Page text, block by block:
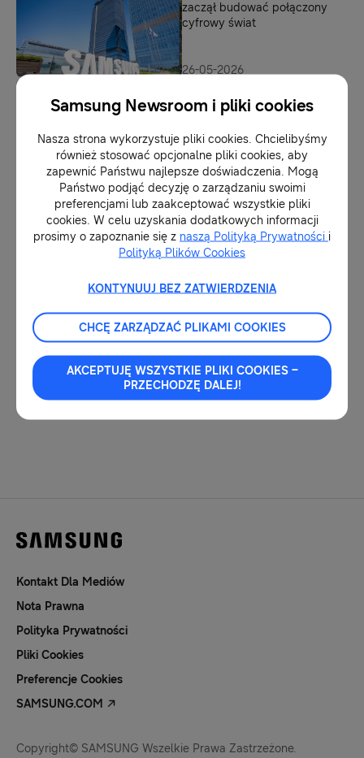
zaczął budować połączony
cyfrowy świat
26-05-2026
zaczął mówić językiem
cyfrowej przyszłości
14-05-2026
Rok, w którym Samsung
postawił na przyszłość
ekranów i cyfrowych
doświadczeń
04-05-2026
wracamy do początku – rok
Electronics Polska
1
Kontakt Dla Mediów
Nota Prawna
Polityka Prywatności
Pliki Cookies
Preferencje Cookies
SAMSUNG.COM
Copyright© SAMSUNG Wszelkie Prawa Zastrzeżone.
Samsung Newsroom i pliki cookies
Nasza strona wykorzystuje pliki cookies. Chcielibyśmy
również stosować opcjonalne pliki cookies, aby
zapewnić Państwu najlepsze doświadczenia. Mogą
Państwo podjąć decyzję o zarządzaniu swoimi
preferencjami lub zaakceptować wszystkie pliki
cookies. W celu uzyskania dodatkowych informacji
prosimy o zapoznanie się z naszą Polityką Prywatności i
Polityką Plików Cookies
KONTYNUUJ BEZ ZATWIERDZENIA
CHCĘ ZARZĄDZAĆ PLIKAMI COOKIES
AKCEPTUJĘ WSZYSTKIE PLIKI COOKIES –
PRZECHODZĘ DALEJ!